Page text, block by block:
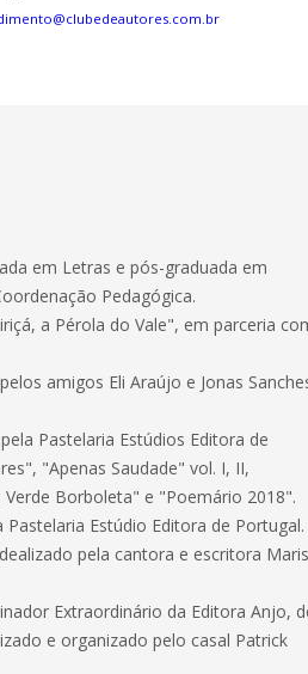
em Letras e pós-graduada em
Pedagógica.
a Pérola do Vale", em parceria
amigos Eli Araújo e Jonas
Pastelaria Estúdios Editora de
"Apenas Saudade" vol. I, II,
Borboleta" e "Poemário 2018".
Estúdio Editora de Portugal.
pela cantora e escritora
Extraordinário da Editora Anjo,
e organizado pelo casal Patrick